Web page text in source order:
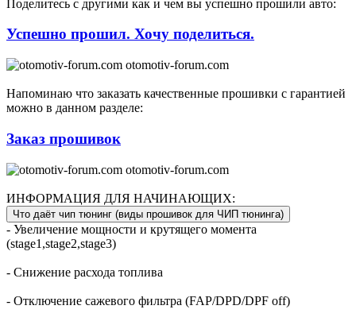
Поделитесь с другими как и чем вы успешно прошили авто:
Успешно прошил. Хочу поделиться.
otomotiv-forum.com
Напоминаю что заказать качественные прошивки с гарантией
можно в данном разделе:
Заказ прошивок
otomotiv-forum.com
ИНФОРМАЦИЯ ДЛЯ НАЧИНАЮЩИХ:
Что даёт чип тюнинг (виды прошивок для ЧИП тюнинга)
- Увеличение мощности и крутящего момента
(stage1,stage2,stage3)
- Снижение расхода топлива
- Отключение сажевого фильтра (FAP/DPD/DPF off)